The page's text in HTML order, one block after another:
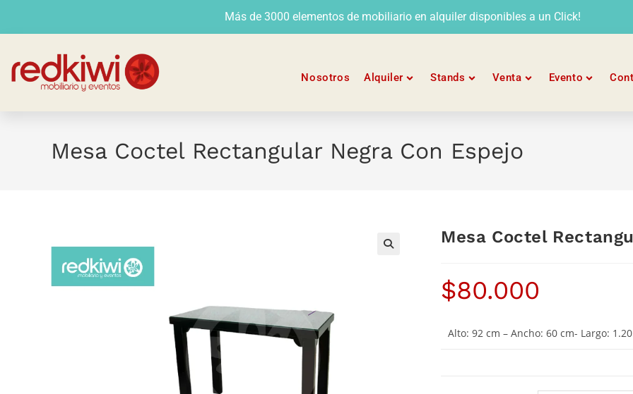
Más de 3000 elementos de mobiliario en alquiler disponibles a un Click!
Nosotros Alquiler Stands Venta Evento
Mesa Coctel Rectangular Negra Con Espejo
Mesa Coctel
$80.000
Alto: 92 cm – Ancho: 60 cm- Largo: